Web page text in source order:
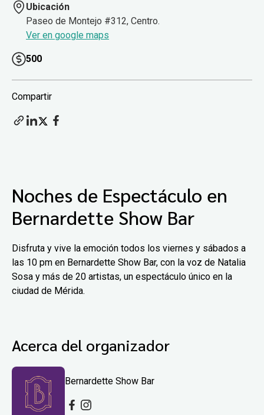
Ubicación
Paseo de Montejo #312, Centro.
Ver en google maps
500
Compartir
Noches de Espectáculo en
Bernardette Show Bar
Disfruta y vive la emoción todos los viernes y sábados a
las 10 pm en Bernardette Show Bar, con la voz de Natalia
Sosa y más de 20 artistas, un espectáculo único en la
ciudad de Mérida.
Acerca del organizador
Bernardette Show Bar